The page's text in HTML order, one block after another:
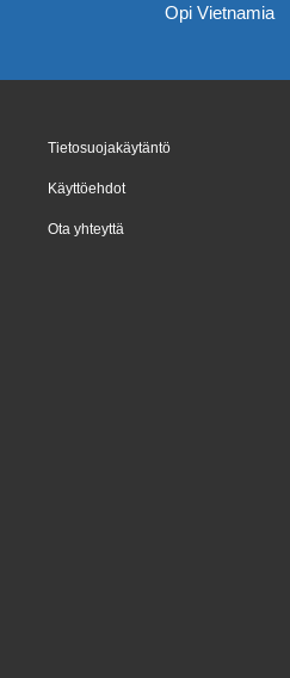
Opi Vietnamia
Tietosuojakäytäntö
Käyttöehdot
Ota yhteyttä